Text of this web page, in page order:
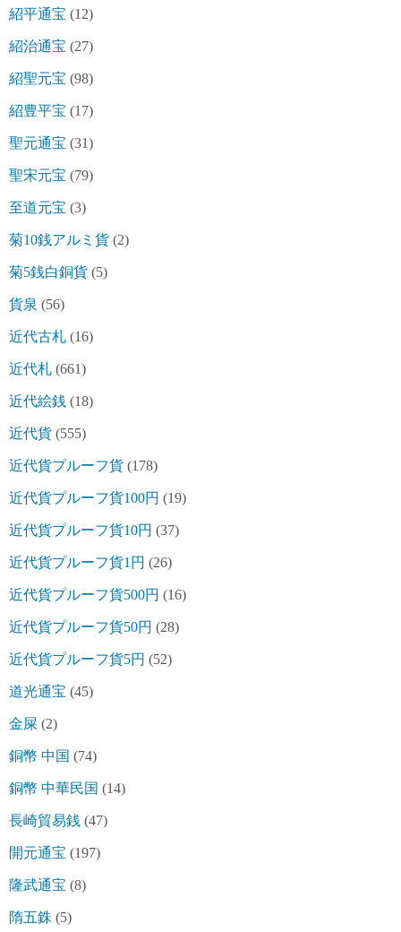
紹平通宝 (12)
紹治通宝 (27)
紹聖元宝 (98)
紹豊平宝 (17)
聖元通宝 (31)
聖宋元宝 (79)
至道元宝 (3)
菊10銭アルミ貨 (2)
菊5銭白銅貨 (5)
貨泉 (56)
近代古札 (16)
近代札 (661)
近代絵銭 (18)
近代貨 (555)
近代貨プルーフ貨 (178)
近代貨プルーフ貨100円 (19)
近代貨プルーフ貨10円 (37)
近代貨プルーフ貨1円 (26)
近代貨プルーフ貨500円 (16)
近代貨プルーフ貨50円 (28)
近代貨プルーフ貨5円 (52)
道光通宝 (45)
金屎 (2)
銅幣 中国 (74)
銅幣 中華民国 (14)
長崎貿易銭 (47)
開元通宝 (197)
隆武通宝 (8)
隋五銖 (5)